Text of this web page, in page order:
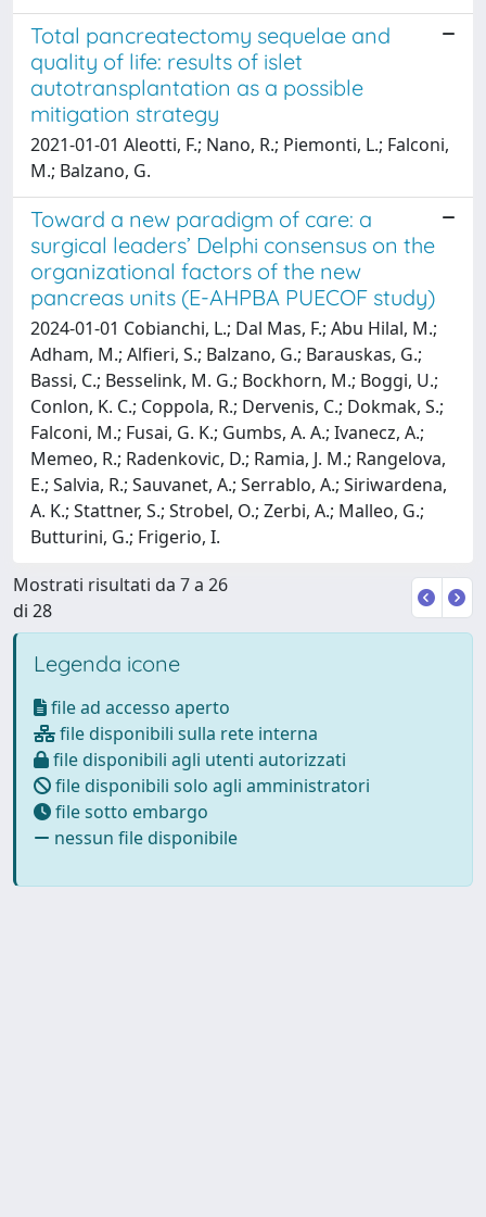
Total pancreatectomy sequelae and
quality of life: results of islet
autotransplantation as a possible
mitigation strategy
2021-01-01 Aleotti, F.; Nano, R.; Piemonti, L.; Falconi,
M.; Balzano, G.
Toward a new paradigm of care: a
surgical leaders’ Delphi consensus on the
organizational factors of the new
pancreas units (E-AHPBA PUECOF study)
2024-01-01 Cobianchi, L.; Dal Mas, F.; Abu Hilal, M.;
Adham, M.; Alfieri, S.; Balzano, G.; Barauskas, G.;
Bassi, C.; Besselink, M. G.; Bockhorn, M.; Boggi, U.;
Conlon, K. C.; Coppola, R.; Dervenis, C.; Dokmak, S.;
Falconi, M.; Fusai, G. K.; Gumbs, A. A.; Ivanecz, A.;
Memeo, R.; Radenkovic, D.; Ramia, J. M.; Rangelova,
E.; Salvia, R.; Sauvanet, A.; Serrablo, A.; Siriwardena,
A. K.; Stattner, S.; Strobel, O.; Zerbi, A.; Malleo, G.;
Butturini, G.; Frigerio, I.
Mostrati risultati da 7 a 26
di 28
Legenda icone
file ad accesso aperto
file disponibili sulla rete interna
file disponibili agli utenti autorizzati
file disponibili solo agli amministratori
file sotto embargo
nessun file disponibile